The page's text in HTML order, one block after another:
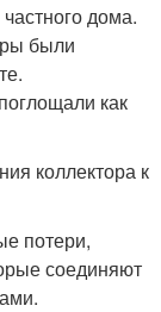
дома.
были
как
коллектора к
потери,
соединяют